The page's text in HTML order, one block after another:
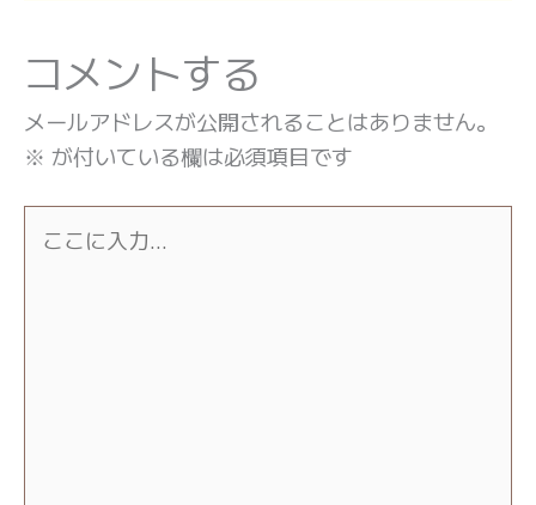
コメントする
メールアドレスが公開されることはありません。
※ が付いている欄は必須項目です